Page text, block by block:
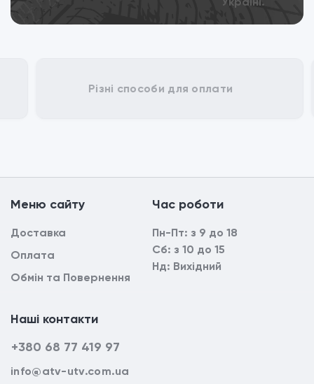
Різні способи для оплати
Mеню сайтy
Доставка
Оплата
Обмін та Повернення
Час роботи
Пн-Пт: з 9 до 18
Сб: з 10 до 15
Нд: Вихідний
Наші контакти
+380 68 77 419 97
info@atv-utv.com.ua